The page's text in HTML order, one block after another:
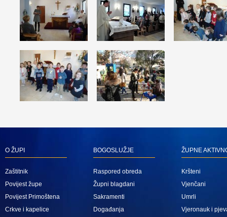
O ŽUPI
Zaštitnik
Povijest župe
Povijest Primoštena
Crkve i kapelice
BOGOSLUŽJE
Raspored obreda
Župni blagdani
Sakramenti
Događanja
ŽUPNE
Kršteni
Vjenčani
Umrli
Vjeronauk i